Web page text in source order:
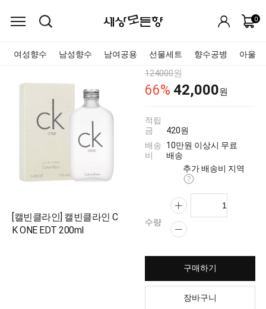
0
여성향수 남성향수 남여공용 선물세트 향수공병 아울렛
[캘빈클라인] 캘빈클라인 C
K ONE EDT 200ml
124000원
66% 42,000원
적립
금
420원
배송
비
10만원 이상시 무료
배송
추가 배송비 지역
수량
구매하기
장바구니